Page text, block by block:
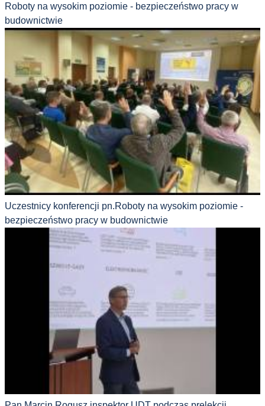
Roboty na wysokim poziomie - bezpieczeństwo pracy w
budownictwie
Uczestnicy konferencji pn.Roboty na wysokim poziomie -
bezpieczeństwo pracy w budownictwie